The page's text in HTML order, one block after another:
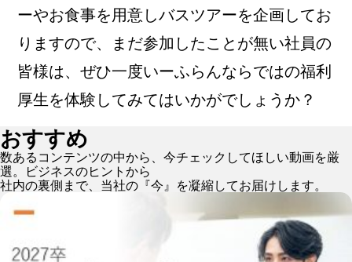
ーやお食事を用意しバスツアーを企画してお
りますので、まだ参加したことが無い社員の
皆様は、ぜひ一度いーふらんならではの福利
厚生を体験してみてはいかがでしょうか？
おすすめ
数あるコンテンツの中から、今チェックしてほしい動画を厳
選。ビジネスのヒントから
社内の裏側まで、当社の『今』を凝縮してお届けします。